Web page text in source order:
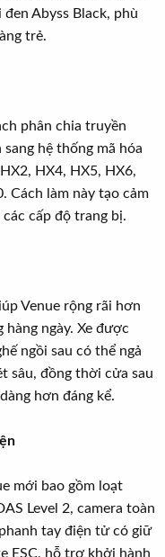
Abyss Black, phù
trẻ.
phân chia truyền
sang hệ thống mã hóa
HX4, HX5, HX6,
Cách làm này tạo cảm
cấp độ trang bị.
Venue rộng rãi hơn
ngày. Xe được
ngồi sau có thể ngả
sâu, đồng thời cửa sau
hơn đáng kể.
mới bao gồm loạt
Level 2, camera toàn
tay điện tử có giữ
ESC, hỗ trợ khởi hành